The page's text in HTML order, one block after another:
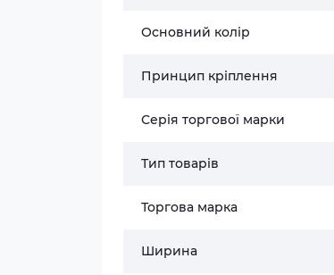
Основний колір
Принцип кріплення
Серія торгової марки
Тип товарів
Торгова марка
Ширина